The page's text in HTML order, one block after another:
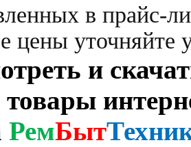
в прайс-
цены уточняйте
и
РемБыт